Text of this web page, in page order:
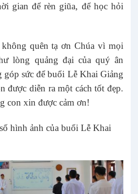
gian để rèn giũa, để học hỏi
quên tạ ơn Chúa vì mọi
lòng quảng đại của quý ân
góp sức để buổi Lễ Khai Giảng
được diễn ra một cách tốt đẹp.
con xin được cảm ơn!
hình ảnh của buổi Lễ Khai